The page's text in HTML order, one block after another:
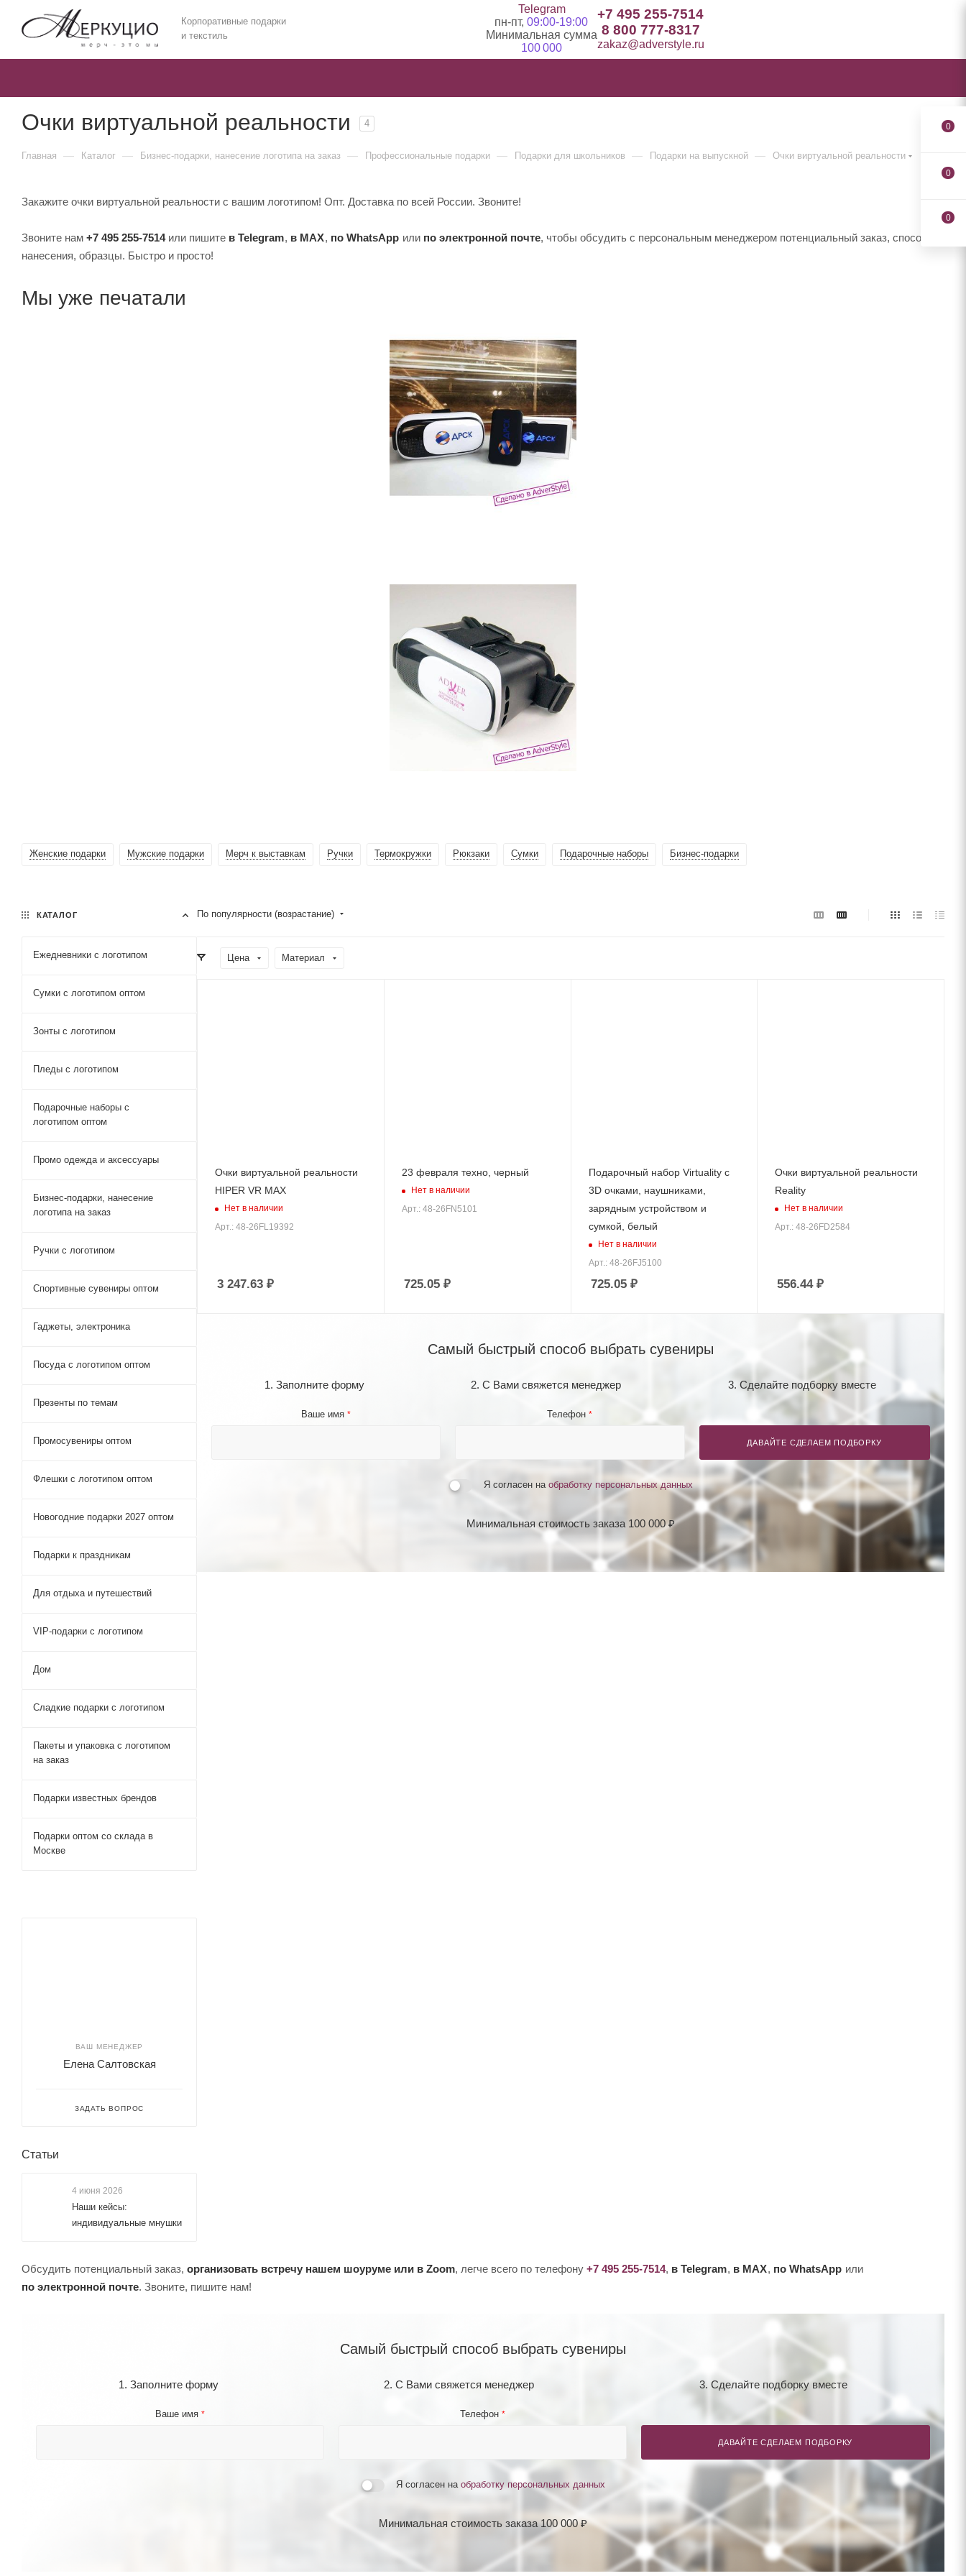
Корпоративные подарки
и текстиль
Telegram
пн-пт, 09:00-19:00
Минимальная сумма
100 000
+7 495 255-7514
8 800 777-8317
zakaz@adverstyle.ru
Очки виртуальной реальности 4
Главная — Каталог — Бизнес-подарки, нанесение логотипа на заказ — Профессиональные подарки — Подарки для школьников — Подарки на выпускной — Очки виртуальной реальности
Закажите очки виртуальной реальности с вашим логотипом! Опт. Доставка по всей России. Звоните!
Звоните нам +7 495 255-7514или пишите в Telegram, в MAX, по WhatsApp или по электронной почте, чтобы обсудить с персональным менеджером потенциальный заказ, способы
нанесения, образцы. Быстро и просто!
Мы уже печатали
Женские подарки Мужские подарки Мерч к выставкам Ручки Термокружки Рюкзаки Сумки Подарочные наборы Бизнес-подарки
По популярности (возрастание)
Цена Материал
Очки виртуальной реальности
HIPER VR MAX
Нет в наличии
Арт.: 48-26FL19392
3 247.63 ₽
23 февраля техно, черный
Нет в наличии
Арт.: 48-26FN5101
725.05₽
Подарочный набор Virtuality с
3D очками, наушниками,
зарядным устройством и
сумкой, белый
Нет в наличии
Арт.: 48-26FJ5100
725.05₽
Очки виртуальной реальности
Reality
Нет в наличии
Арт.: 48-26FD2584
556.44₽
Самый быстрый способ выбрать сувениры
1. Заполните форму 2. С Вами свяжется менеджер 3. Сделайте подборку вместе
Ваше имя * Телефон*
ДАВАЙТЕ СДЕЛАЕМ ПОДБОРКУ
Я согласен на обработку персональных данных
Минимальная стоимость заказа 100 000 ₽
КАТАЛОГ
Ежедневники c логотипом
Сумки с логотипом оптом
Зонты с логотипом
Пледы с логотипом
Подарочные наборы с
логотипом оптом
Промо одежда и аксессуары
Бизнес-подарки, нанесение
логотипа на заказ
Ручки c логотипом
Спортивные сувениры оптом
Гаджеты, электроника
Посуда с логотипом оптом
Презенты по темам
Промосувениры оптом
Флешки с логотипом оптом
Новогодние подарки 2027 оптом
Подарки к праздникам
Для отдыха и путешествий
VIP-подарки с логотипом
Дом
Сладкие подарки с логотипом
Пакеты и упаковка с логотипом
на заказ
Подарки известных брендов
Подарки оптом со склада в
Москве
ВАШ МЕНЕДЖЕР
Елена Салтовская
ЗАДАТЬ ВОПРОС
Статьи
4 июня 2026
Наши кейсы:
индивидуальные мнушки
Обсудить потенциальный заказ, организовать встречу нашем шоуруме или в Zoom, легче всего по телефону +7 495 255-7514, в Telegram, в MAX, по WhatsApp или
по электронной почте. Звоните, пишите нам!
Самый быстрый способ выбрать сувениры
1. Заполните форму 2. С Вами свяжется менеджер 3. Сделайте подборку вместе
Ваше имя * Телефон *
ДАВАЙТЕ СДЕЛАЕМ ПОДБОРКУ
Я согласен на обработку персональных данных
Минимальная стоимость заказа 100 000 ₽
0
0
0